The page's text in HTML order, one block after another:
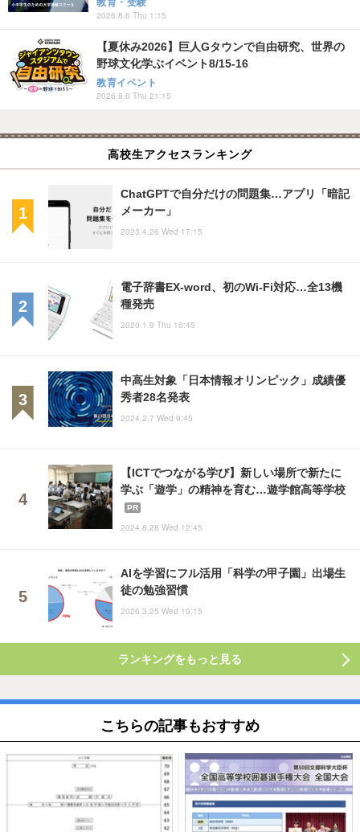
教育・受験
2026.8.6 Thu 1:15
【夏休み2026】巨人Gタウンで自由研究、世界の
野球文化学ぶイベント8/15-16
教育イベント
2026.8.6 Thu 21:15
高校生アクセスランキング
ChatGPTで自分だけの問題集…アプリ「暗記
メーカー」
2023.4.26 Wed 17:15
電子辞書EX-word、初のWi-Fi対応…全13機
種発売
2020.1.9 Thu 16:45
中高生対象「日本情報オリンピック」成績優
秀者28名発表
2024.2.7 Wed 9:45
【ICTでつながる学び】新しい場所で新たに
学ぶ「遊学」の精神を育む…遊学館高等学校
PR
2024.8.28 Wed 12:45
AIを学習にフル活用「科学の甲子園」出場生
徒の勉強習慣
2026.3.25 Wed 19:15
ランキングをもっと見る
こちらの記事もおすすめ